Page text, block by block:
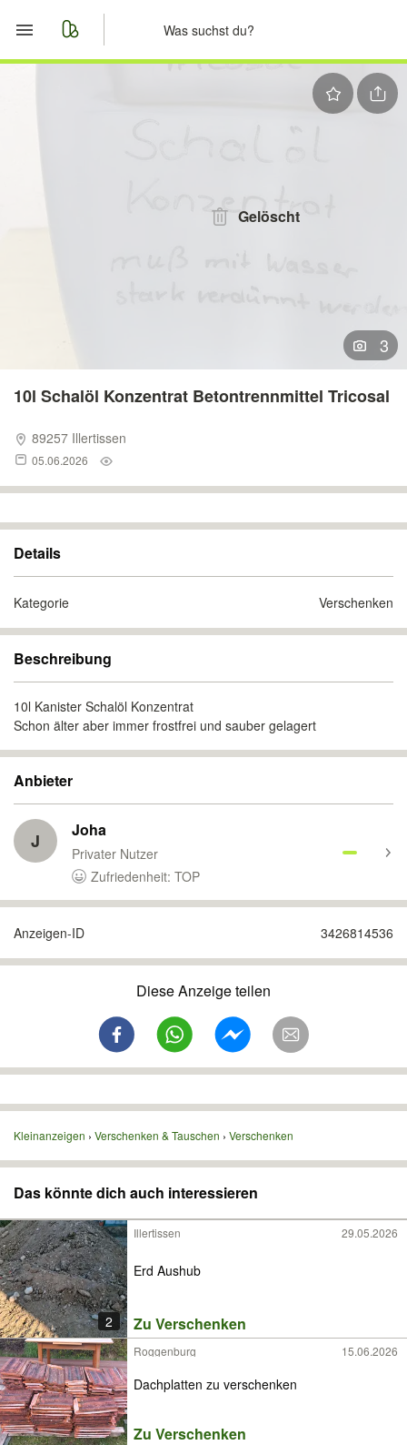
Gelöscht
3
10l Schalöl Konzentrat Betontrennmittel Tricosal
89257 Illertissen
05.06.2026
Details
Kategorie Verschenken
Beschreibung
10l Kanister Schalöl Konzentrat
Schon älter aber immer frostfrei und sauber gelagert
Anbieter
J Joha
Privater Nutzer
Zufriedenheit: TOP
Anzeigen-ID 3426814536
Diese Anzeige teilen
Kleinanzeigen Verschenken & Tauschen Verschenken
Das könnte dich auch interessieren
2
Illertissen 29.05.2026
Erd Aushub
Zu Verschenken
Roggenburg 15.06.2026
Dachplatten zu verschenken
Zu Verschenken